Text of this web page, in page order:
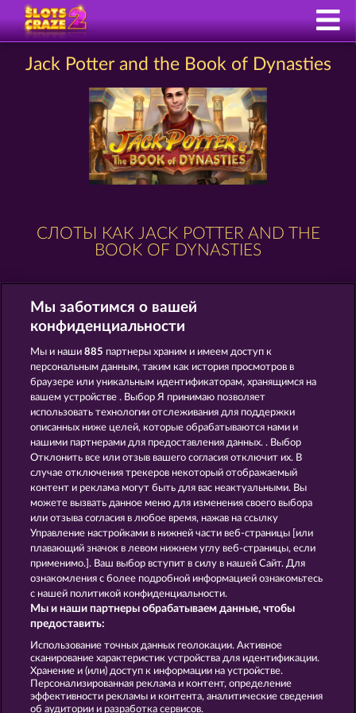
Jack Potter and the Book of Dynasties
СЛОТЫ КАК JACK POTTER AND THE
BOOK OF DYNASTIES
JACK POTTER & THE BOOK OF DYNASTIES 6
LUCKY PHARAOH WILD CLEOPATRA'S CROWN
Правила КОНФИДЕНЦИАЛЬНОСТЬ
О компании Компания
Отправить Запрос об Отказе
Мы заботимся о вашей
конфиденциальности
Мы и наши885 партнеры храним и имеем доступ к
персональным данным, таким как история просмотров в
браузере или уникальным идентификаторам, хранящимся на
вашем устройстве . Выбор Я принимаю позволяет
использовать технологии отслеживания для поддержки
описанных ниже целей, которые обрабатываются нами и
нашими партнерами для предоставления данных. . Выбор
Отклонить все или отзыв вашего согласия отключит их. В
случае отключения трекеров некоторый отображаемый
контент и реклама могут быть для вас неактуальными. Вы
можете вызвать данное меню для изменения своего выбора
или отзыва согласия в любое время, нажав на ссылку
Управление настройками в нижней части веб-страницы [или
плавающий значок в левом нижнем углу веб-страницы, если
применимо.]. Ваш выбор вступит в силу в нашей Сайт. Для
ознакомления с более подробной информацией ознакомьтесь
с нашей политикой конфиденциальности.
Мы и наши партнеры обрабатываем данные, чтобы
предоставить:
Использование точных данных геолокации. Активное
сканирование характеристик устройства для идентификации.
Хранение и (или) доступ к информации на устройстве.
Персонализированная реклама и контент, определение
эффективности рекламы и контента, аналитические сведения
об аудитории и разработка сервисов.